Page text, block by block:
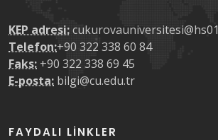
KEP adresi:
Telefon:+90 322 338 60 84
Faks: +90 322 338 69 45
E-posta: bilgi@cu.edu.tr
FAYDALI LINKLER